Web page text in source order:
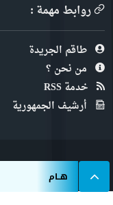
هــام
روابط مهمة :
طاقم الجريدة
من نحن ؟
خدمة RSS
أرشيف الجمهورية
الجمهورية © 2022